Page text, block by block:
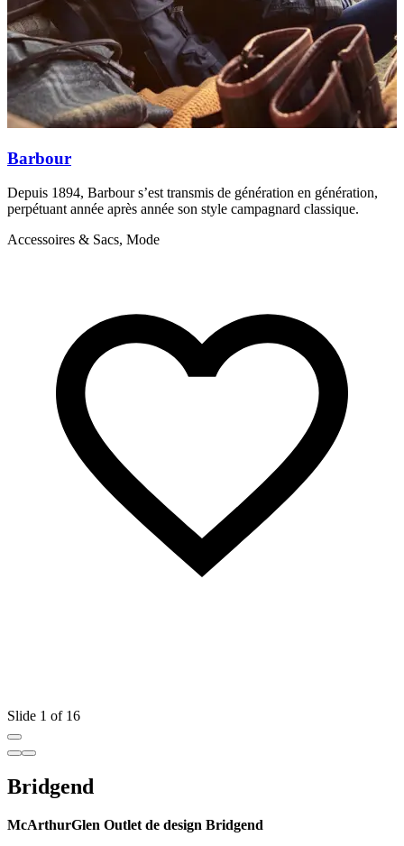
Barbour
Depuis 1894, Barbour s’est transmis de génération en génération,
perpétuant année après année son style campagnard classique.
Accessoires & Sacs, Mode
Slide 1 of 16
Bridgend
McArthurGlen Outlet de design Bridgend